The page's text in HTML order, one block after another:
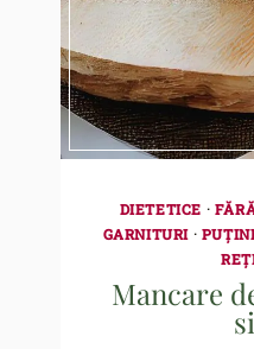
DIETETICE ·
GARNITURI ·
Mancare